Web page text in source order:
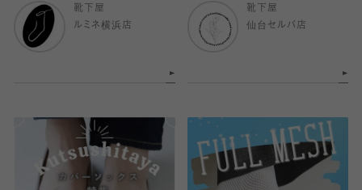
靴下屋
ルミネ横浜店
靴下屋
仙台セルバ店